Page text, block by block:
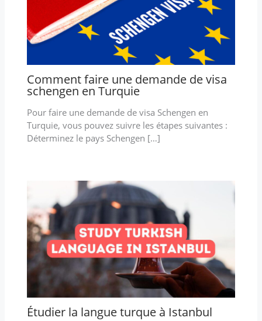
Comment faire une demande de visa
schengen en Turquie
Pour faire une demande de visa Schengen en
Turquie, vous pouvez suivre les étapes suivantes :
Déterminez le pays Schengen […]
Étudier la langue turque à Istanbul